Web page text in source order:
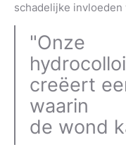
schadelijke invloeden
"Onze
creëert
waarin
de wond